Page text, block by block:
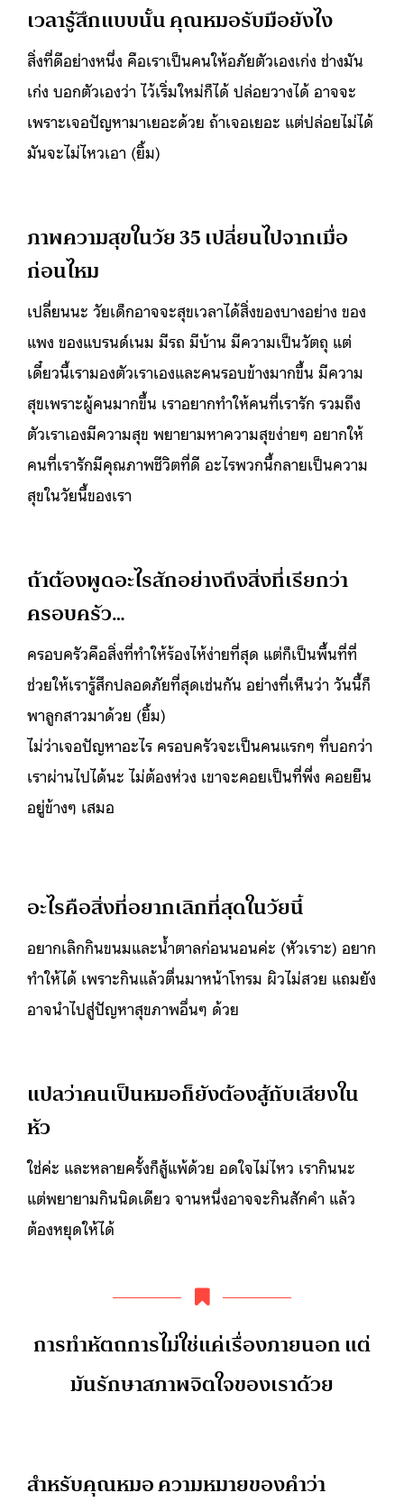
เวลารู้สึกแบบนั้น คุณหมอรับมือยังไง
สิ่งที่ดีอย่างหนึ่ง คือเราเป็นคนให้อภัยตัวเองเก่ง ช่างมัน
เก่ง บอกตัวเองว่า ไว้เริ่มใหม่ก็ได้ ปล่อยวางได้ อาจจะ
เพราะเจอปัญหามาเยอะด้วย ถ้าเจอเยอะ แต่ปล่อยไม่ได้
มันจะไม่ไหวเอา (ยิ้ม)
ภาพความสุขในวัย 35 เปลี่ยนไปจากเมื่อ
ก่อนไหม
เปลี่ยนนะ วัยเด็กอาจจะสุขเวลาได้สิ่งของบางอย่าง ของ
แพง ของแบรนด์เนม มีรถ มีบ้าน มีความเป็นวัตถุ แต่
เดี๋ยวนี้เรามองตัวเราเองและคนรอบข้างมากขึ้น มีความ
สุขเพราะผู้คนมากขึ้น เราอยากทำให้คนที่เรารัก รวมถึง
ตัวเราเองมีความสุข พยายามหาความสุขง่ายๆ อยากให้
คนที่เรารักมีคุณภาพชีวิตที่ดี อะไรพวกนี้กลายเป็นความ
สุขในวัยนี้ของเรา
ถ้าต้องพูดอะไรสักอย่างถึงสิ่งที่เรียกว่า
ครอบครัว…
ครอบครัวคือสิ่งที่ทำให้ร้องไห้ง่ายที่สุด แต่ก็เป็นพื้นที่ที่
ช่วยให้เรารู้สึกปลอดภัยที่สุดเช่นกัน อย่างที่เห็นว่า วันนี้ก็
พาลูกสาวมาด้วย (ยิ้ม)
ไม่ว่าเจอปัญหาอะไร ครอบครัวจะเป็นคนแรกๆ ที่บอกว่า
เราผ่านไปได้นะ ไม่ต้องห่วง เขาจะคอยเป็นที่พึ่ง คอยยืน
อยู่ข้างๆ เสมอ
อะไรคือสิ่งที่อยากเลิกที่สุดในวัยนี้
อยากเลิกกินขนมและน้ำตาลก่อนนอนค่ะ (หัวเราะ) อยาก
ทำให้ได้ เพราะกินแล้วตื่นมาหน้าโทรม ผิวไม่สวย แถมยัง
อาจนำไปสู่ปัญหาสุขภาพอื่นๆ ด้วย
แปลว่าคนเป็นหมอก็ยังต้องสู้กับเสียงใน
หัว
ใช่ค่ะ และหลายครั้งก็สู้แพ้ด้วย อดใจไม่ไหว เรากินนะ
แต่พยายามกินนิดเดียว จานหนึ่งอาจจะกินสักคำ แล้ว
ต้องหยุดให้ได้
การทำหัตถการไม่ใช่แค่เรื่องภายนอก แต่
มันรักษาสภาพจิตใจของเราด้วย
สำหรับคุณหมอ ความหมายของคำว่า